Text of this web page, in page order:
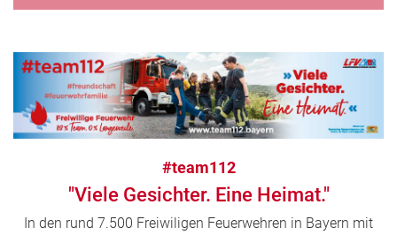
#team112
"Viele Gesichter. Eine Heimat."
In den rund 7.500 Freiwiligen Feuerwehren in Bayern mit